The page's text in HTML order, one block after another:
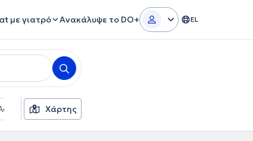
με γιατρό Ανακάλυψε το DO+ EL
εταιρείες
Χάρτης